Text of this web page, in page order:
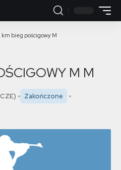
km bieg pościgowy M
M M
Zakończone